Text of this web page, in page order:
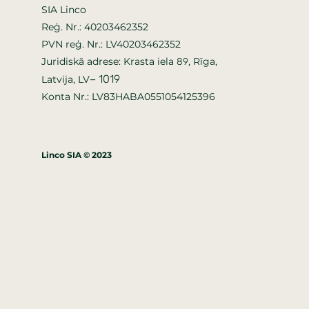
SIA Linco
Reģ. Nr.: 40203462352
PVN reģ. Nr.: LV40203462352
Juridiskā adrese: Krasta iela89, Rīga,
Latvija, LV– 1019
Konta Nr.: LV83HABA0551054125396
Linco SIA © 2023